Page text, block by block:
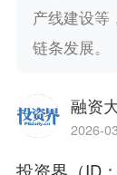
产线建设等
链条发展。
融资
2026-